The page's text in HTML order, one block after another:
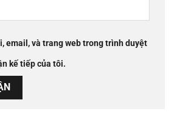
email, và trang web trong trình duyệt
kế tiếp của tôi.